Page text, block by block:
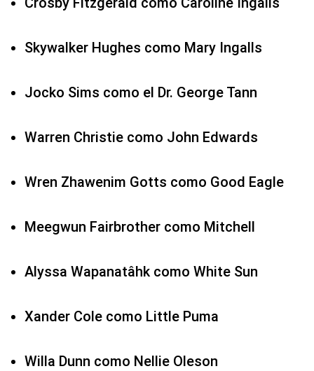
Skywalker Hughes como Mary Ingalls
Jocko Sims como el Dr. George Tann
Warren Christie como John Edwards
Wren Zhawenim Gotts como Good Eagle
Meegwun Fairbrother como Mitchell
Alyssa Wapanatâhk como White Sun
Xander Cole como Little Puma
Willa Dunn como Nellie Oleson